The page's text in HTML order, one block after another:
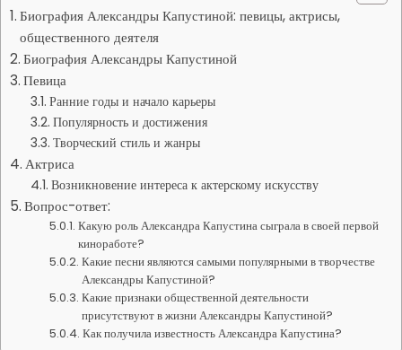
Биография Александры Капустиной: певицы, актрисы,
общественного деятеля
Биография Александры Капустиной
Певица
Ранние годы и начало карьеры
Популярность и достижения
Творческий стиль и жанры
Актриса
Возникновение интереса к актерскому искусству
Вопрос-ответ:
Какую роль Александра Капустина сыграла в своей первой
киноработе?
Какие песни являются самыми популярными в творчестве
Александры Капустиной?
Какие признаки общественной деятельности
присутствуют в жизни Александры Капустиной?
Как получила известность Александра Капустина?